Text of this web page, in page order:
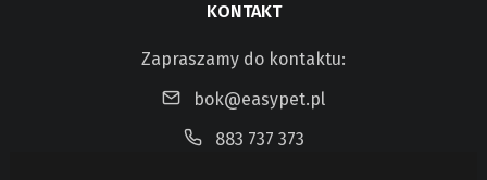
KONTAKT
Zapraszamy do kontaktu:
bok@easypet.pl
883 737 373